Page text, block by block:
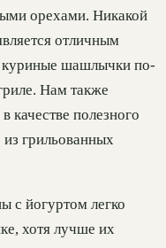
орехами. Никакой
отличным
куриные шашлычки по-
Нам также
качестве полезного
из грильованных
с йогуртом легко
хотя лучше их